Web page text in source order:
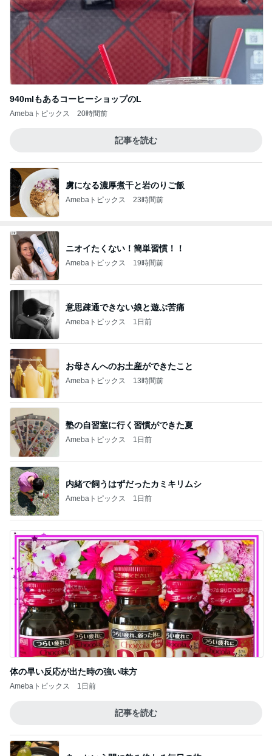
940mlもあるコーヒーショップのL
Amebaトピックス 20時間前
記事を読む
虜になる濃厚煮干と岩のりご飯
Amebaトピックス 23時間前
ニオイたくない！簡単習慣！！
Amebaトピックス 19時間前
意思疎通できない娘と遊ぶ苦痛
Amebaトピックス 1日前
お母さんへのお土産ができたこと
Amebaトピックス 13時間前
塾の自習室に行く習慣ができた夏
Amebaトピックス 1日前
内緒で飼うはずだったカミキリムシ
Amebaトピックス 1日前
体の早い反応が出た時の強い味方
Amebaトピックス 1日前
記事を読む